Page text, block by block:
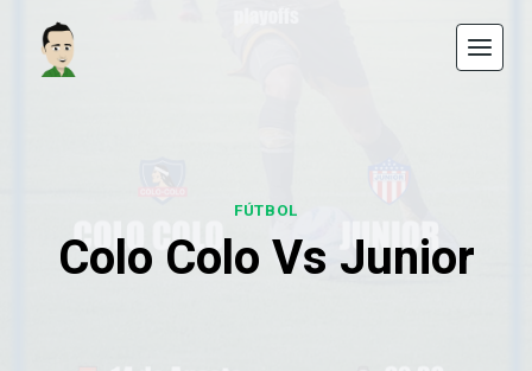
FÚTBOL
Colo Colo Vs Junior